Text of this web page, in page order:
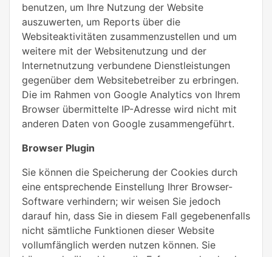
benutzen, um Ihre Nutzung der Website
auszuwerten, um Reports über die
Websiteaktivitäten zusammenzustellen und um
weitere mit der Websitenutzung und der
Internetnutzung verbundene Dienstleistungen
gegenüber dem Websitebetreiber zu erbringen.
Die im Rahmen von Google Analytics von Ihrem
Browser übermittelte IP-Adresse wird nicht mit
anderen Daten von Google zusammengeführt.
Browser Plugin
Sie können die Speicherung der Cookies durch
eine entsprechende Einstellung Ihrer Browser-
Software verhindern; wir weisen Sie jedoch
darauf hin, dass Sie in diesem Fall gegebenenfalls
nicht sämtliche Funktionen dieser Website
vollumfänglich werden nutzen können. Sie